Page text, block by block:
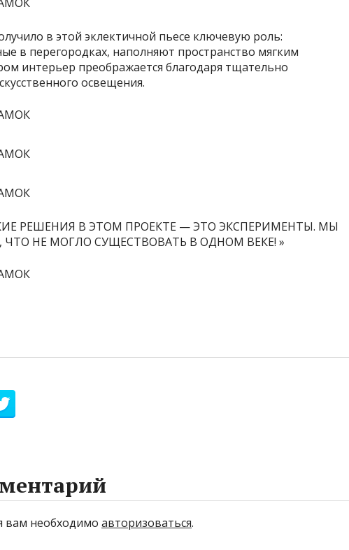
в этой эклектичной пьесе ключевую роль:
в перегородках, наполняют пространство мягким
интерьер преображается благодаря тщательно
освещения.
РЕШЕНИЯ В ЭТОМ ПРОЕКТЕ — ЭТО ЭКСПЕРИМЕНТЫ. МЫ
ЧТО НЕ МОГЛО СУЩЕСТВОВАТЬ В ОДНОМ ВЕКЕ! »
вам необходимо авторизоваться.